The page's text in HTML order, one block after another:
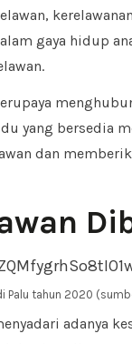
gaya hidup
yang bersedia
dan
Palu tahun 2020
adanya